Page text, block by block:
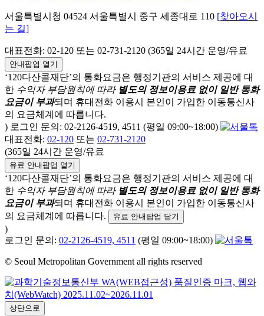
서울특별시청 04524 서울특별시 중구 세종대로 110 [찾아오시
는 길]
대표전화: 02-120 또는 02-731-2120 (365일 24시간 운영/유료
안내팝업 열기
‘120다산콜재단’의 통화요금은 행정기관의 서비스 제공에 대
한 수익자 부담원칙에 따라 별도의 정보이용료 없이 일반 통화
요금이 부과되며 휴대전화 이용시 본인이 가입한 이동통신사
의 요금체계에 따릅니다.
) 로그인 문의: 02-2126-4519, 4511 (평일 09:00~18:00)
대표전화: 02-120 또는 02-731-2120
(365일 24시간 운영/유료
유료 안내팝업 열기
‘120다산콜재단’의 통화요금은 행정기관의 서비스 제공에 대
한 수익자 부담원칙에 따라 별도의 정보이용료 없이 일반 통화
요금이 부과되며 휴대전화 이용시 본인이 가입한 이동통신사
의 요금체계에 따릅니다.
유료 안내팝업 닫기
)
로그인 문의: 02-2126-4519, 4511 (평일 09:00~18:00)
© Seoul Metropolitan Government all rights reserved
상단으로